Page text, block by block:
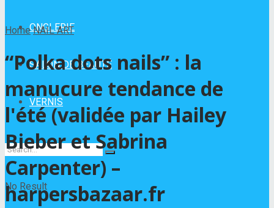
ONGLERIE
SALON DE BEAUTÉ
VERNIS
No Result
Home NAIL ART
“Polka dots nails” : la
manucure tendance de
l'été (validée par Hailey
Bieber et Sabrina
Carpenter) –
harpersbazaar.fr